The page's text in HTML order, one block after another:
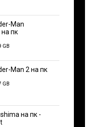
Man
пк
GB
Man 2 на пк
GB
на пк -